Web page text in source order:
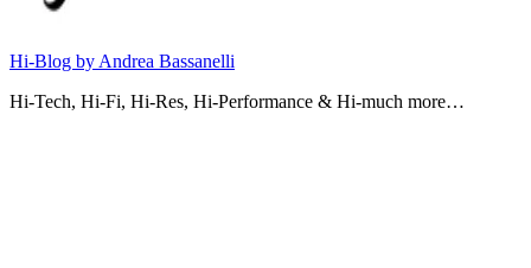
Hi-Blog by Andrea Bassanelli
Hi-Tech, Hi-Fi, Hi-Res, Hi-Performance & Hi-much more…